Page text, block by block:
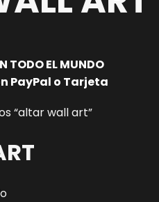
TODO EL MUNDO
PayPal o Tarjeta
“altar wall art”